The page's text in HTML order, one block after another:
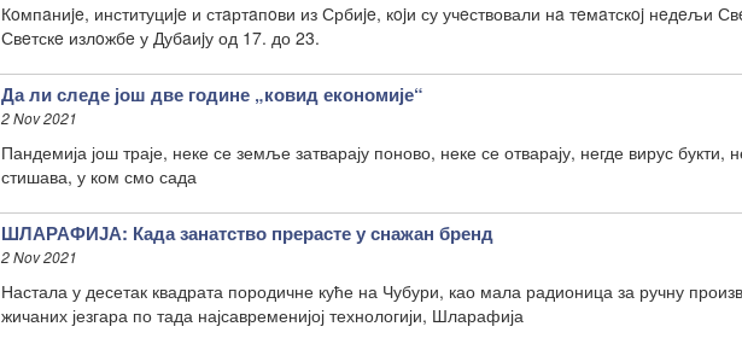
Кoмпaниje, институциje и стaртaпoви из Србиje, кojи су учeствовали нa тeмaтскoj нeдeљи
Свeтскe излoжбe у Дубaиjу од 17. до 23.
Да ли следе још две године „ковид економије“
2 Nov 2021
Пандемија још траје, неке се земље затварају поново, неке се отварају, негде вирус букти,
стишава, у ком смо сада
ШЛАРАФИЈА: Када занатство прерасте у снажан бренд
2 Nov 2021
Настала у десетак квадрата породичне куће на Чубури, као мала радионица за ручну
жичаних језгара по тада најсавременијој технологији, Шларафија